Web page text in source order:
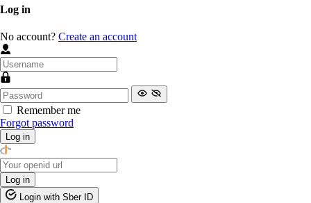
Log in
No account? Create an account
Remember me
Forgot password
Log in
Log in
Login with Sber ID